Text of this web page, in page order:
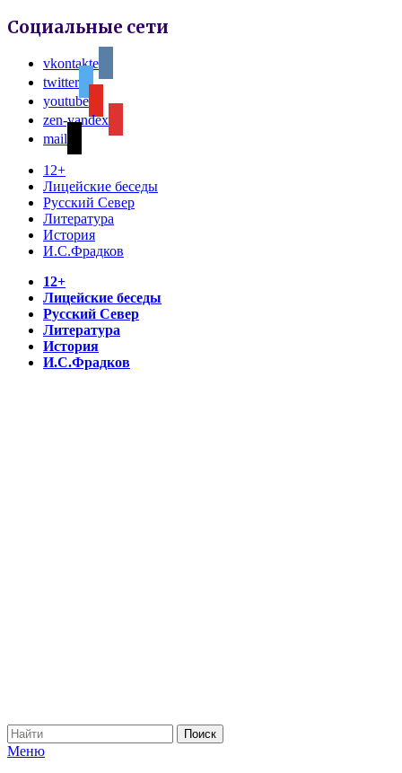
Социальные сети
vkontakte
twitter
youtube
zen-yandex
mail
12+
Лицейские беседы
Русский Север
Литература
История
И.С.Фрадков
12+
Лицейские беседы
Русский Север
Литература
История
И.С.Фрадков
Меню